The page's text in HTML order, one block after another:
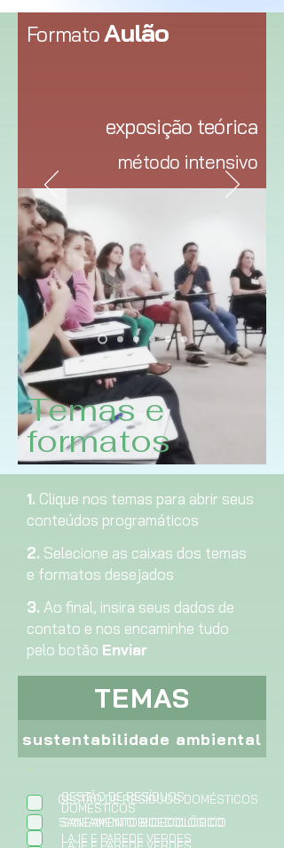
FormatoAulão
exposição teórica
método intensivo
Temas e
formatos
1. Clique nos temas para abrir seus
conteúdos programáticos
2. Selecione as caixas dos temas
e formatos desejados
3. Ao final, insira seus dados de
contato e nos encaminhe tudo
pelo botão Enviar
TEMAS
sustentabilidade ambiental
. O
r
i
g
GESTÃO DE RESÍDUOS
DOMÉSTICOS
SANEAMENTO BIOECOLÓGICO
LAJE E PAREDE VERDES
GESTÃO DE RESÍDUOS DOMÉSTICOS
SANEAMENTO BIOECOLÓGICO